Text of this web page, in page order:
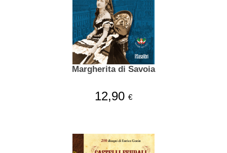
Margherita di Savoia
12,90 €